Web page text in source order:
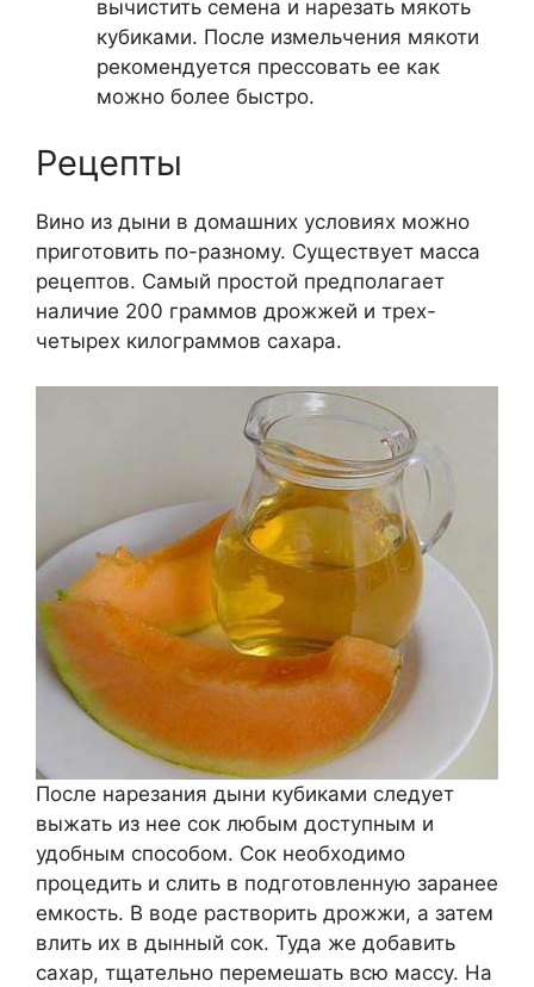
вычистить семена и нарезать мякоть
кубиками. После измельчения мякоти
рекомендуется прессовать ее как
можно более быстро.
Рецепты
Вино из дыни в домашних условиях можно
приготовить по-разному. Существует масса
рецептов. Самый простой предполагает
наличие 200 граммов дрожжей и трех-
четырех килограммов сахара.
После нарезания дыни кубиками следует
выжать из нее сок любым доступным и
удобным способом. Сок необходимо
процедить и слить в подготовленную заранее
емкость. В воде растворить дрожжи, а затем
влить их в дынный сок. Туда же добавить
сахар, тщательно перемешать всю массу. На